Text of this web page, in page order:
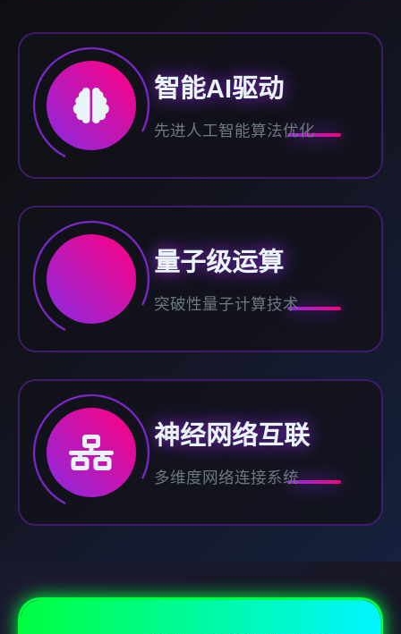
智能AI驱动
先进人工智能算法优化
量子级运算
突破性量子计算技术
神经网络互联
多维度网络连接系统